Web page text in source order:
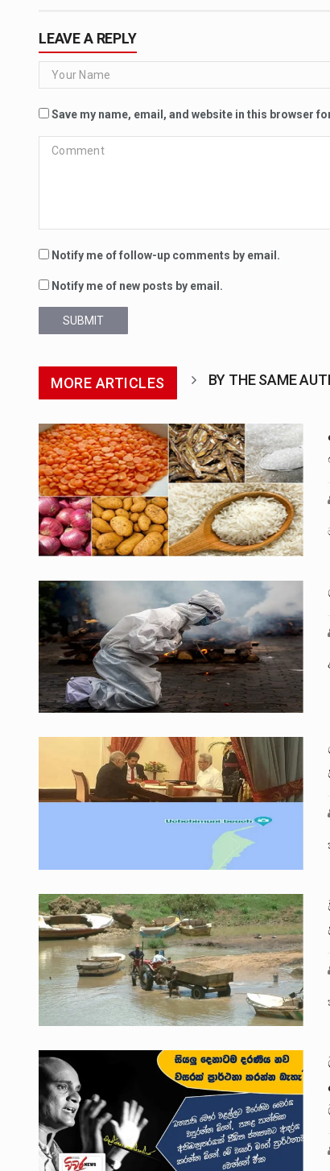
LEAVE A REPLY
Save my name, email, and website in this browser
Notify me of follow-up comments by email.
Notify me of new posts by email.
SUBMIT
MORE ARTICLES BY THE SAME